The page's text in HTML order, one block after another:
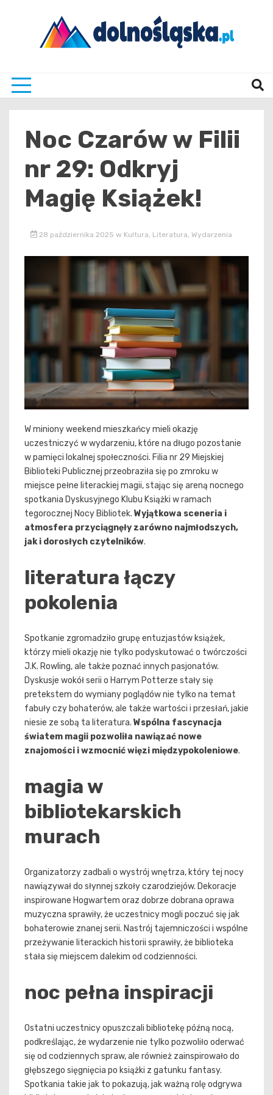
Noc Czarów w Filii
nr 29: Odkryj
Magię Książek!
28 października 2025 w Kultura Literatura Wydarzenia
W miniony weekend mieszkańcy mieli okazję
uczestniczyć w wydarzeniu, które na długo pozostanie
w pamięci lokalnej społeczności. Filia nr 29 Miejskiej
Biblioteki Publicznej przeobraziła się po zmroku w
miejsce pełne literackiej magii, stając się areną nocnego
spotkania Dyskusyjnego Klubu Książki w ramach
tegorocznej Nocy Bibliotek. Wyjątkowa sceneria i
atmosfera przyciągnęły zarówno najmłodszych,
jak i dorosłych czytelników.
literatura łączy
pokolenia
Spotkanie zgromadziło grupę entuzjastów książek,
którzy mieli okazję nie tylko podyskutować o twórczości
J.K. Rowling, ale także poznać innych pasjonatów.
Dyskusje wokół serii o Harrym Potterze stały się
pretekstem do wymiany poglądów nie tylko na temat
fabuły czy bohaterów, ale także wartości i przesłań, jakie
niesie ze sobą ta literatura. Wspólna fascynacja
światem magii pozwoliła nawiązać nowe
znajomości i wzmocnić więzi międzypokoleniowe.
magia w
bibliotekarskich
murach
Organizatorzy zadbali o wystrój wnętrza, który tej nocy
nawiązywał do słynnej szkoły czarodziejów. Dekoracje
inspirowane Hogwartem oraz dobrze dobrana oprawa
muzyczna sprawiły, że uczestnicy mogli poczuć się jak
bohaterowie znanej serii. Nastrój tajemniczości i wspólne
przeżywanie literackich historii sprawiły, że biblioteka
stała się miejscem dalekim od codzienności.
noc pełna inspiracji
Ostatni uczestnicy opuszczali bibliotekę późną nocą,
podkreślając, że wydarzenie nie tylko pozwoliło oderwać
się od codziennych spraw, ale również zainspirowało do
głębszego sięgnięcia po książki z gatunku fantasy.
Spotkania takie jak to pokazują, jak ważną rolę odgrywa